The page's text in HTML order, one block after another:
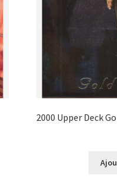
2000 Upper Deck